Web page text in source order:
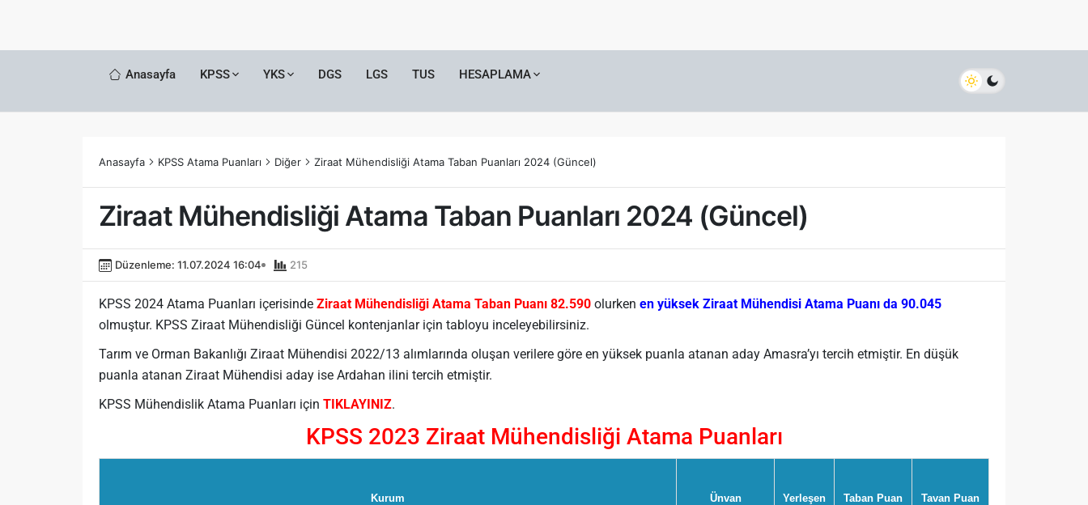
Anasayfa KPSS YKS DGS LGS TUS HESAPLAMA
Anasayfa KPSS Atama Puanları Diğer Ziraat Mühendisliği Atama Taban Puanları 2024 (Güncel)
Ziraat Mühendisliği Atama Taban Puanları 2024 (Güncel)
Düzenleme: 11.07.2024 16:04 215
KPSS 2024 Atama Puanları içerisinde Ziraat Mühendisliği Atama Taban Puanı 82.590 olurken en yüksek Ziraat Mühendisi Atama Puanı da 90.045
olmuştur. KPSS Ziraat Mühendisliği Güncel kontenjanlar için tabloyu inceleyebilirsiniz.
Tarım ve Orman Bakanlığı Ziraat Mühendisi 2022/13 alımlarında oluşan verilere göre en yüksek puanla atanan aday Amasra’yı tercih etmiştir. En düşük
puanla atanan Ziraat Mühendisi aday ise Ardahan ilini tercih etmiştir.
KPSS Mühendislik Atama Puanları için TIKLAYINIZ.
KPSS 2023 Ziraat Mühendisliği Atama Puanları
Kurum Ünvan Yerleşen Taban Puan Tavan Puan